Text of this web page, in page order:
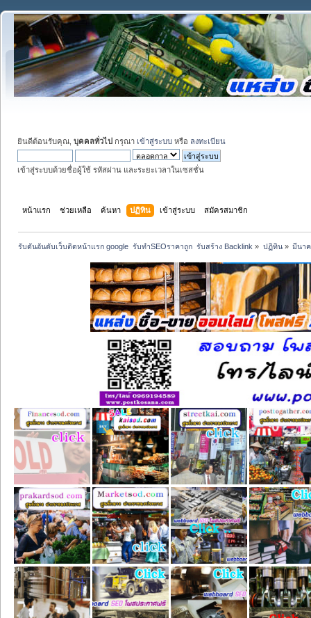
ยินดีต้อนรับคุณ, บุคคลทั่วไป กรุณา เข้าสู่ระบบ หรือ ลงทะเบียน
เข้าสู่ระบบด้วยชื่อผู้ใช้ รหัสผ่าน และระยะเวลาในเซสชั่น
หน้าแรก ช่วยเหลือ ค้นหา ปฏิทิน เข้าสู่ระบบ สมัครสมาชิก
รับดันอันดับเว็บติดหน้าแรก google  รับทำSEOราคาถูก  รับสร้าง Backlink » ปฏิทิน» มีนา